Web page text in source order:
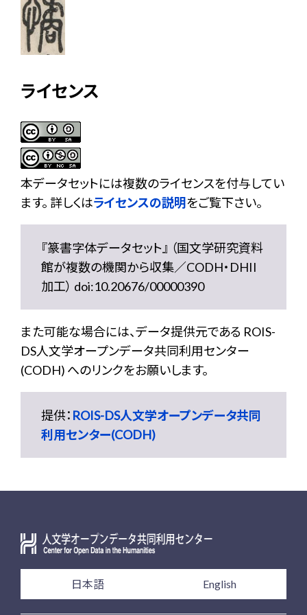
ライセンス
本データセットには複数のライセンスを付与してい
ます。 詳しくはライセンスの説明をご覧下さい。
『篆書字体データセット』 （国文学研究資料
館が複数の機関から収集／CODH・DHII
加工） doi:10.20676/00000390
また可能な場合には、データ提供元である ROIS-
DS人文学オープンデータ共同利用センター
(CODH) へのリンクをお願いします。
提供： ROIS-DS人文学オープンデータ共同
利用センター(CODH)
日本語 English